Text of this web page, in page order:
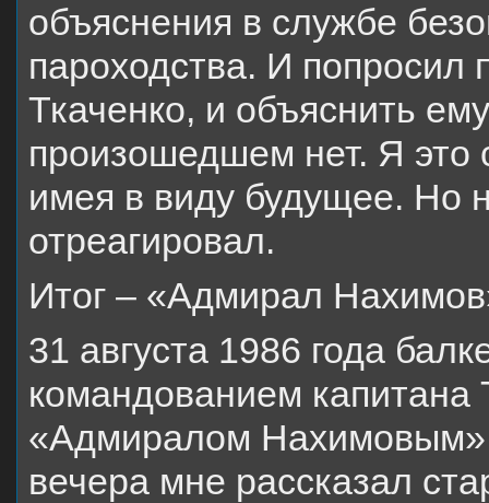
объяснения в службе
пароходства. И попросил
Ткаченко, и объяснить
произошедшем нет. Я это
имея в виду будущее. Но
отреагировал.
Итог – «Адмирал
31 августа 1986 года
командованием капитана
«Адмиралом Нахимовым».
вечера мне рассказал